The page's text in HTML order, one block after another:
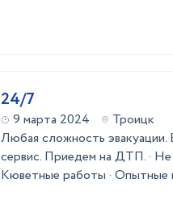
24/7
9 марта 2024
Троицк
Любая сложность
сервис. Приедем на ДТП. · Не
Кюветные работы · Опытные